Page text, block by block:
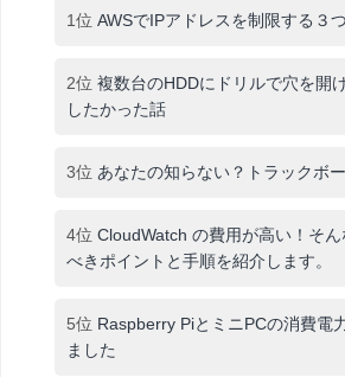
1位 AWSでIPアドレスを制限する３
2位 複数台のHDDにドリルで穴を開
したかった話
3位 あなたの知らない？トラックボ
4位 CloudWatch の費用が高い！そ
べきポイントと手順を紹介します。
5位 Raspberry PiとミニPCの消費電
ました